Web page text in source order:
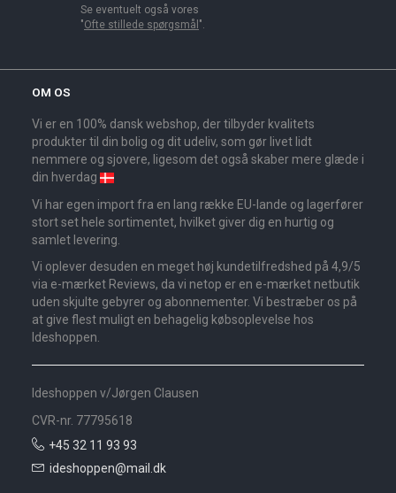
Se eventuelt også vores
"Ofte stillede spørgsmål ".
OM OS
Vi er en 100% dansk webshop, der tilbyder kvalitets
produkter til din bolig og dit udeliv, som gør livet lidt
nemmere og sjovere, ligesom det også skaber mere glæde i
din hverdag
Vi har egen import fra en lang række EU-lande og lagerfører
stort set hele sortimentet, hvilket giver dig en hurtig og
samlet levering.
Vi oplever desuden en meget høj kundetilfredshed på 4,9/5
via e-mærket Reviews, da vi netop er en e-mærket netbutik
uden skjulte gebyrer og abonnementer. Vi bestræber os på
at give flest muligt en behagelig købsoplevelse hos
Ideshoppen.
Ideshoppen v/Jørgen Clausen
CVR-nr. 77795618
+45 32 11 93 93
ideshoppen@mail.dk